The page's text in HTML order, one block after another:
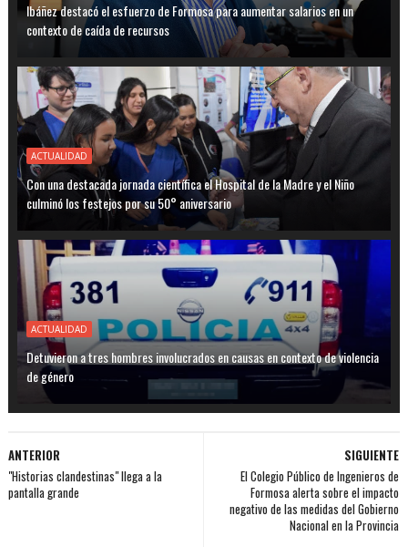
Ibáñez destacó el esfuerzo de Formosa para aumentar salarios en un
contexto de caída de recursos
ACTUALIDAD
Con una destacada jornada científica el Hospital de la Madre y el Niño
culminó los festejos por su 50° aniversario
ACTUALIDAD
Detuvieron a tres hombres involucrados en causas en contexto de violencia
de género
SIGUIENTE
El Colegio Público de Ingenieros de
Formosa alerta sobre el impacto
negativo de las medidas del Gobierno
Nacional en la Provincia
ANTERIOR
"Historias clandestinas" llega a la
pantalla grande